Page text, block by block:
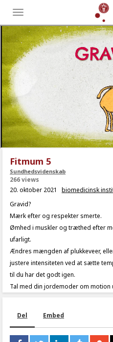
Toggle
menu
Fitmum 5
Sundhedsvidenskab
266 views
20. oktober 2021
biomedicinsk
Gravid?
Mærk efter og respekter smerte.
Ømhed i muskler og træthed efter
ufarligt.
Ændres mængden af plukkeveer,
justere intensiteten ved at sætte
til du har det godt igen.
Tal med din jordemoder om motion
Del Embed